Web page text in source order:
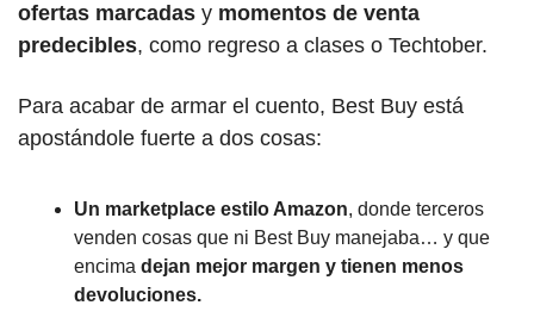
ofertas marcadas y momentos de venta
predecibles, como regreso a clases o Techtober.
Para acabar de armar el cuento, Best Buy está
apostándole fuerte a dos cosas:
Un marketplace estilo Amazon, donde terceros
venden cosas que ni Best Buy manejaba… y que
encima dejan mejor margen y tienen menos
devoluciones.